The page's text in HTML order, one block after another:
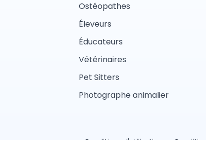
Ostéopathes
Éleveurs
Éducateurs
Vétérinaires
Pet Sitters
Photographe animalier
Conditions d'utilisations